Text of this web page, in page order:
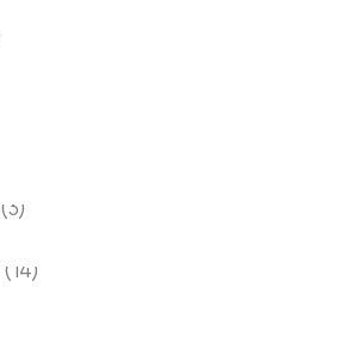
(3)
(14)